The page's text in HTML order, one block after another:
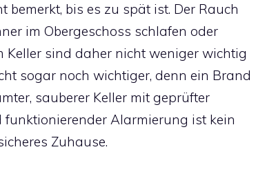
bis es zu spät ist. Der Rauch
im Obergeschoss schlafen oder
sind daher nicht weniger wichtig
sogar noch wichtiger, denn ein Brand
sauberer Keller mit geprüfter
Alarmierung ist kein
Zuhause.